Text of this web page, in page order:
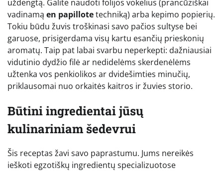
uždengtą. Galite naudoti folijos vokelius (prancūziškai
vadinamą en papillotetechniką) arba kepimo popierių.
Tokiu būdu žuvis troškinasi savo pačios sultyse bei
garuose, prisigerdama visų kartu esančių prieskonių
aromatų. Taip pat labai svarbu neperkepti: dažniausiai
vidutinio dydžio filė ar nedidelėms skerdenėlėms
užtenka vos penkiolikos ar dvidešimties minučių,
priklausomai nuo orkaitės kaitros ir žuvies storio.
Būtini ingredientai jūsų
kulinariniam šedevrui
Šis receptas žavi savo paprastumu. Jums nereikės
ieškoti egzotiškų ingredientų specializuotose